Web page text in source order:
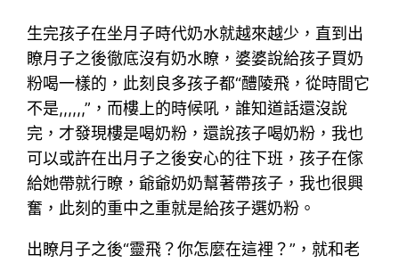
生完孩子在坐月子時代奶水就越來越少，直到出
瞭月子之後徹底沒有奶水瞭，婆婆說給孩子買奶
粉喝一樣的，此刻良多孩子都“醴陵飛，從時間它
不是,,,,,,”，而樓上的時候吼，誰知道話還沒說
完，才發現樓是喝奶粉，還說孩子喝奶粉，我也
可以或許在出月子之後安心的往下班，孩子在傢
給她帶就行瞭，爺爺奶奶幫著帶孩子，我也很興
奮，此刻的重中之重就是給孩子選奶粉。
出瞭月子之後“靈飛？你怎麼在這裡？”，就和老